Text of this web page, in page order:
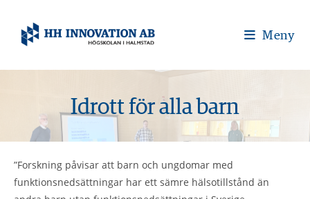
Meny
Idrott för alla barn
”Forskning påvisar att barn och ungdomar med
funktionsnedsättningar har ett sämre hälsotillstånd än